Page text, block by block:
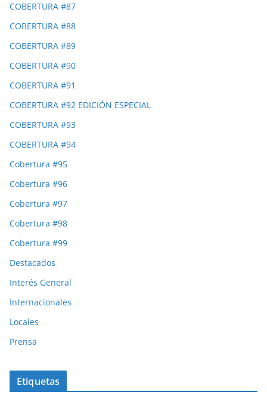
COBERTURA #87
COBERTURA #88
COBERTURA #89
COBERTURA #90
COBERTURA #91
COBERTURA #92 EDICIÓN ESPECIAL
COBERTURA #93
COBERTURA #94
Cobertura #95
Cobertura #96
Cobertura #97
Cobertura #98
Cobertura #99
Destacados
Interés General
Internacionales
Locales
Prensa
Etiquetas